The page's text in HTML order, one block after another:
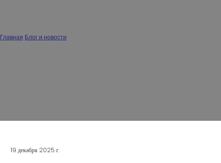
Главная Блог и новости
19 декабря 2025 г.